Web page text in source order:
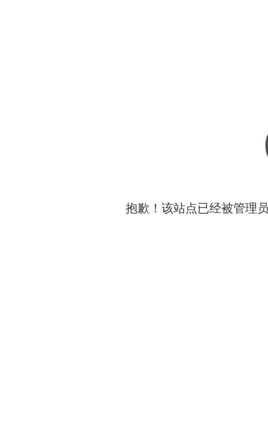
抱歉！该站点已经被管理